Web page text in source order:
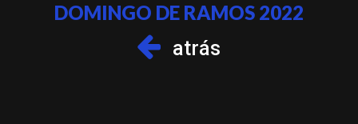
DOMINGO DE RAMOS 2022
atrás